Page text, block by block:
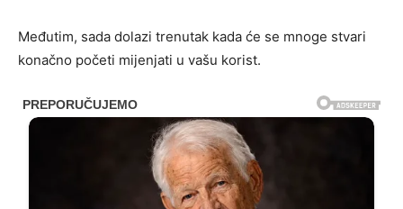
Međutim, sada dolazi trenutak kada će se mnoge stvari
konačno početi mijenjati u vašu korist.